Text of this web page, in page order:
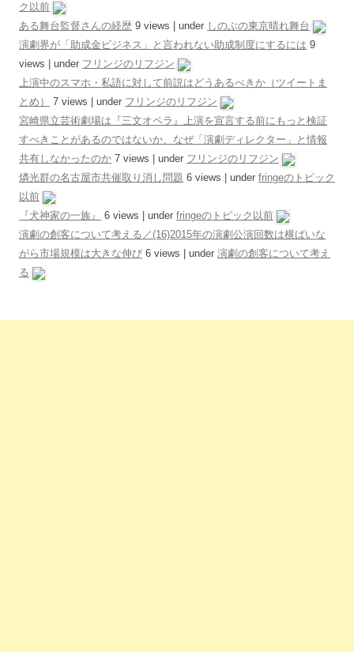
ク以前
ある舞台監督さんの経歴 9 views under しのぶの東京晴れ舞台
演劇界が「助成金ビジネス」と言われない助成制度にするには 9
views
under フリンジのリフジン
上演中のスマホ・私語に対して前説はどうあるべきか（ツイートま
とめ）
7 views under フリンジのリフジン
宮崎県立芸術劇場は『三文オペラ』上演を宣言する前にもっと検証
すべきことがあるのではないか、なぜ「演劇ディレクター」と情報
共有しなかったのか 7 views under フリンジのリフジン
燐光群の名古屋市共催取り消し問題 6 views under fringeのトピック
以前
『犬神家の一族』
6 views under fringeのトピック以前
演劇の創客について考える／(16)2015年の演劇公演回数は横ばいな
がら市場規模は大きな伸び 6 views under 演劇の創客について考え
る